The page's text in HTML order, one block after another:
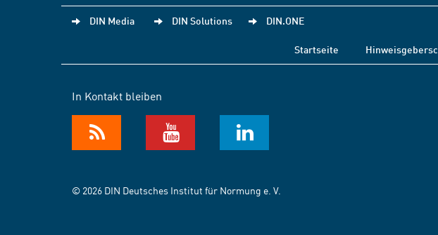
DIN Media DIN Solutions DIN.ONE
Startseite
In Kontakt bleiben
© 2026 DIN Deutsches Institut für Normung e. V.